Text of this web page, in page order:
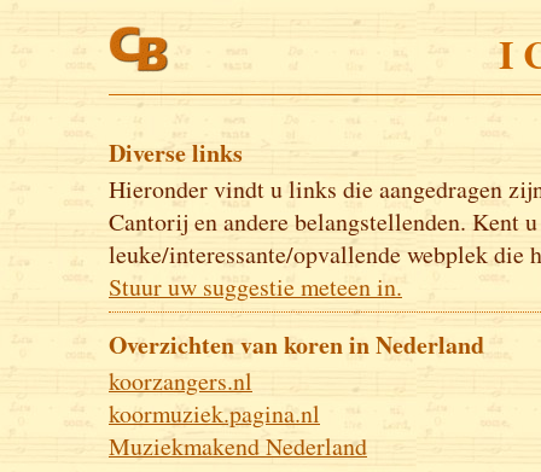
I
Diverse links
Hieronder vindt u links die aangedragen
Cantorij en andere belangstellenden. Kent
leuke/interessante/opvallende webplek die
Stuur uw suggestie meteen in.
Overzichten van koren in Nederland
koorzangers.nl
koormuziek.pagina.nl
Muziekmakend Nederland